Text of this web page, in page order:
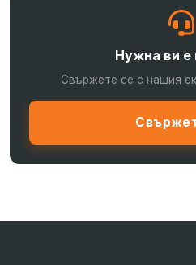
Нужна ви
Свържете се с нашия